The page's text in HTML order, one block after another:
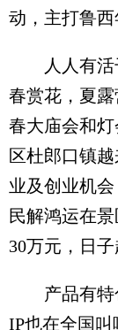
动，主打鲁西
人人有活
春赏花，夏
春大庙会和
区杜郎口镇
业及创业机
民解鸿运在
30万元，日子
产品有特
IP也在全国